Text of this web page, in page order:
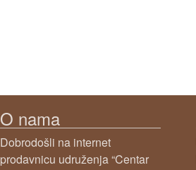
O nama
Dobrodošli na internet
prodavnicu udruženja “Centar